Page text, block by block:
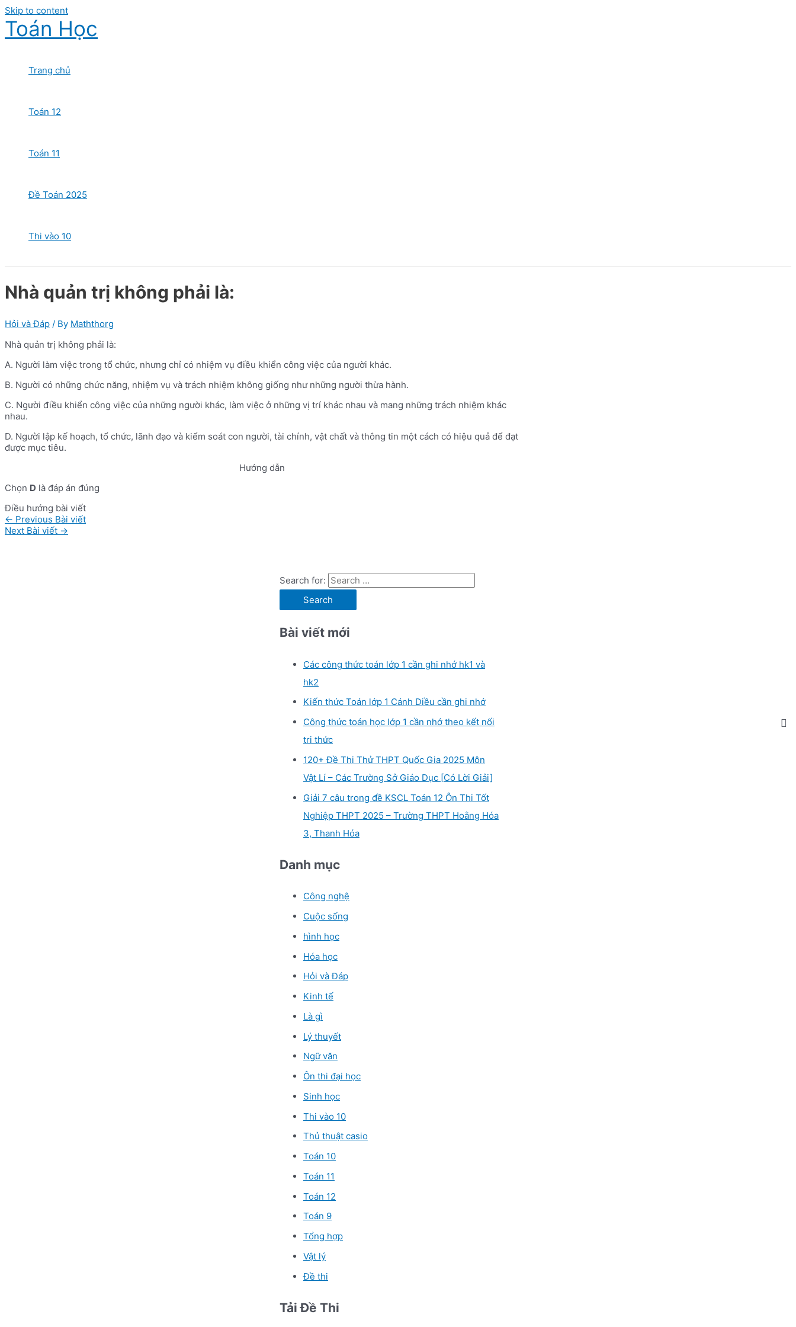
Skip to content
Toán Học
Trang chủ
Toán 12
Toán 11
Đề Toán 2025
Thi vào 10
Nhà quản trị không phải là:
Hỏi và Đáp / By Maththorg
Nhà quản trị không phải là:
A. Người làm việc trong tổ chức, nhưng chỉ có nhiệm vụ điều khiển công việc của người khác.
B. Người có những chức năng, nhiệm vụ và trách nhiệm không giống như những người thừa hành.
C. Người điều khiển công việc của những người khác, làm việc ở những vị trí khác nhau và mang những trách nhiệm khác
nhau.
D. Người lập kế hoạch, tổ chức, lãnh đạo và kiểm soát con người, tài chính, vật chất và thông tin một cách có hiệu quả để đạt
được mục tiêu.
Hướng dẫn
Chọn D là đáp án đúng
Điều hướng bài viết
← Previous Bài viết
Next Bài viết →
Search for:
Bài viết mới
Các công thức toán lớp 1 cần ghi nhớ hk1 và
hk2
Kiến thức Toán lớp 1 Cánh Diều cần ghi nhớ
Công thức toán học lớp 1 cần nhớ theo kết nối
tri thức
120+ Đề Thi Thử THPT Quốc Gia 2025 Môn
Vật Lí – Các Trường Sở Giáo Dục [Có Lời Giải]
Giải 7 câu trong đề KSCL Toán 12 Ôn Thi Tốt
Nghiệp THPT 2025 – Trường THPT Hoằng Hóa
3, Thanh Hóa
Danh mục
Công nghệ
Cuộc sống
hình học
Hóa học
Hỏi và Đáp
Kinh tế
Là gì
Lý thuyết
Ngữ văn
Ôn thi đại học
Sinh học
Thi vào 10
Thủ thuật casio
Toán 10
Toán 11
Toán 12
Toán 9
Tổng hợp
Vật lý
Đề thi
Tải Đề Thi